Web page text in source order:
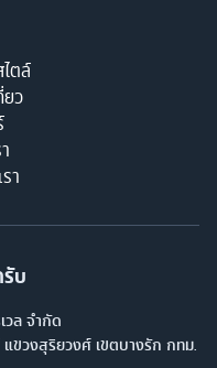
ตล์
ว
า
บ
วล จำกัด
ขวงสุริยวงศ์ เขตบางรัก กทม.